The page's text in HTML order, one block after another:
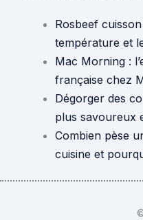
Rosbeef
température et
Mac Morning :
française chez
Dégorger des
plus savoureux
Combien pèse
cuisine et